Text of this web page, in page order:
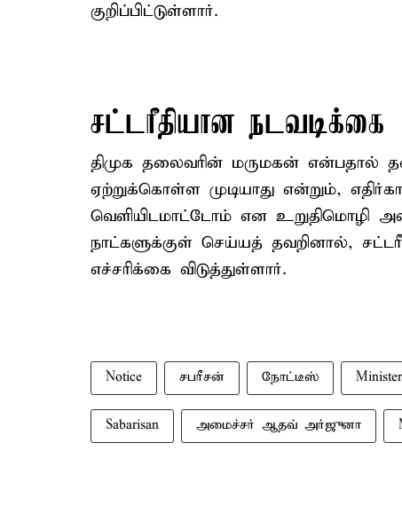
குறிப்பிட்டுள்ளார்.
சட்டரீதியான நடவடிக்கை
திமுக தலைவரின் மருமகன் என்பதால்
ஏற்றுக்கொள்ள முடியாது என்றும்,
வெளியிடமாட்டோம் என உறுதிமொழி
நாட்களுக்குள் செய்யத் தவறினால்,
எச்சரிக்கை விடுத்துள்ளார்.
Notice சபரீசன் நோட்டீஸ்
Sabarisan அமைச்சர் ஆதவ் அர்ஜுனா